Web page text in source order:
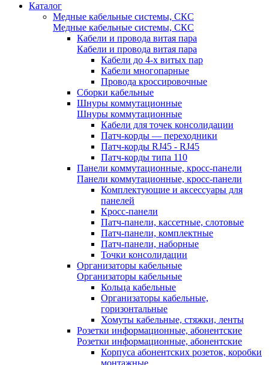
Каталог
Медные кабельные системы, СКС
Медные кабельные системы, СКС
Кабели и провода витая пара
Кабели и провода витая пара
Кабели до 4-х витых пар
Кабели многопарные
Провода кроссировочные
Сборки кабельные
Шнуры коммутационные
Шнуры коммутационные
Кабели для точек консолидации
Патч-корды — переходники
Патч-корды RJ45 - RJ45
Патч-корды типа 110
Панели коммутационные, кросс-панели
Панели коммутационные, кросс-панели
Комплектующие и аксессуары для
панелей
Кросс-панели
Патч-панели, кассетные, слотовые
Патч-панели, комплектные
Патч-панели, наборные
Точки консолидации
Организаторы кабельные
Организаторы кабельные
Кольца кабельные
Организаторы кабельные,
горизонтальные
Хомуты кабельные, стяжки, ленты
Розетки информационные, абонентские
Розетки информационные, абонентские
Корпуса абонентских розеток, коробки
монтажные